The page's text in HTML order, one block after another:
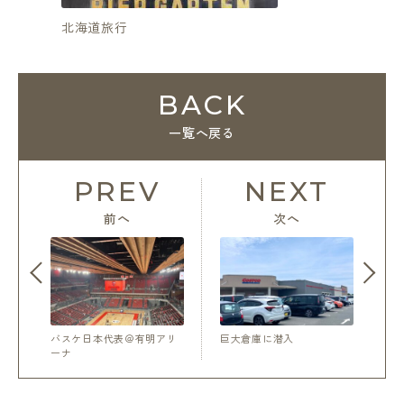
北海道旅行
PREV
前へ
バスケ日本代表＠有明アリ
ーナ
BACK
一覧へ戻る
巨大倉庫に潜入
NEXT
次へ